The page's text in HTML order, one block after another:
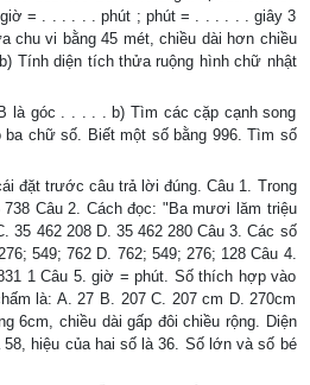
giờ = . . . . . . phút ; phút = . . . . . . giây 3
vi bằng 45 mét, chiều dài hơn chiều
Tính diện tích thửa ruộng hình chữ nhật
là góc . . . . . b) Tìm các cặp cạnh song
ba chữ số. Biết một số bằng 996. Tìm số
đặt trước câu trả lời đúng. Câu 1. Trong
Câu 2. Cách đọc: "Ba mươi lăm triệu
35 462 208 D. 35 462 280 Câu 3. Các số
549; 762 D. 762; 549; 276; 128 Câu 4.
1 Câu 5. giờ = phút. Số thích hợp vào
là: A. 27 B. 207 C. 207 cm D. 270cm
6cm, chiều dài gấp đôi chiều rộng. Diện
hiệu của hai số là 36. Số lớn và số bé